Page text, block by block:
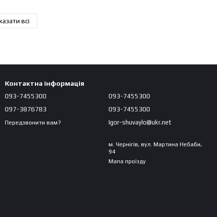
всі
Контактна інформація
093-7455300
097-3876783
Передзвонити вам?
093-7455300
093-7455300
Igor-shuvaylo@ukr.net
м. Чернігів, вул. Мартина Небаби,
94
Мапа проїзду